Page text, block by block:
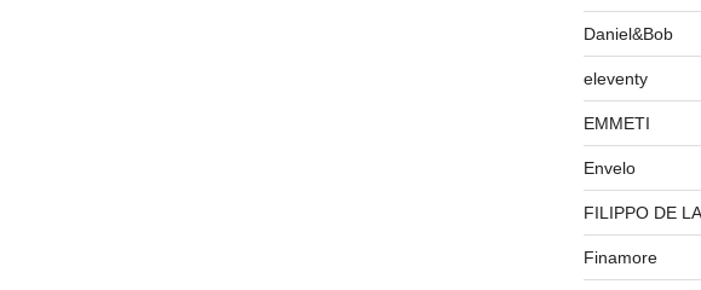
Daniel&Bob
eleventy
EMMETI
Envelo
FILIPPO DE
Finamore